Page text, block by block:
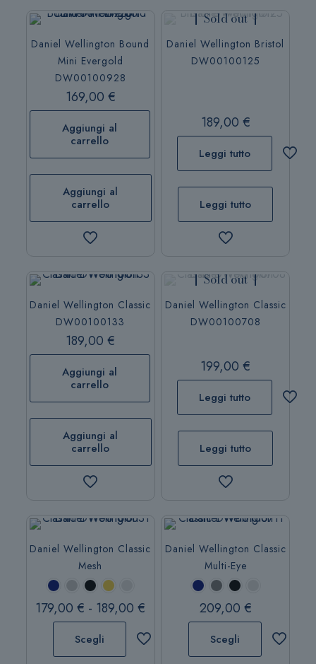
Daniel Wellington Bound
Mini Evergold
DW00100928
169,00 €
Aggiungi al
carrello
Aggiungi al
carrello
Sold out
Daniel Wellington Bristol
DW00100125
189,00 €
Leggi tutto
Leggi tutto
Daniel Wellington Classic
DW00100133
189,00€
Aggiungi al
carrello
Aggiungi al
carrello
Sold out
Daniel Wellington Classic
DW00100708
199,00 €
Leggi tutto
Leggi tutto
Daniel Wellington Classic
Mesh
179,00€ - 189,00€
prezzo:
Scegli
Daniel Wellington Classic
Multi-Eye
209,00 €
Scegli